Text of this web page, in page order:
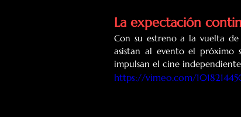
La expectación
Con su estreno a la vuelta de
asistan al evento el próximo
impulsan el cine
https://vimeo.com/